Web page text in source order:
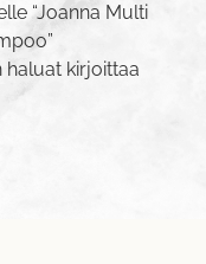
“Joanna Multi
haluat kirjoittaa